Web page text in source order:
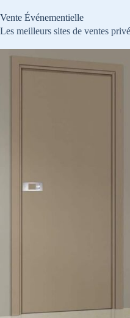
au
contenu
Vente Événementielle
Les meilleurs sites de ventes